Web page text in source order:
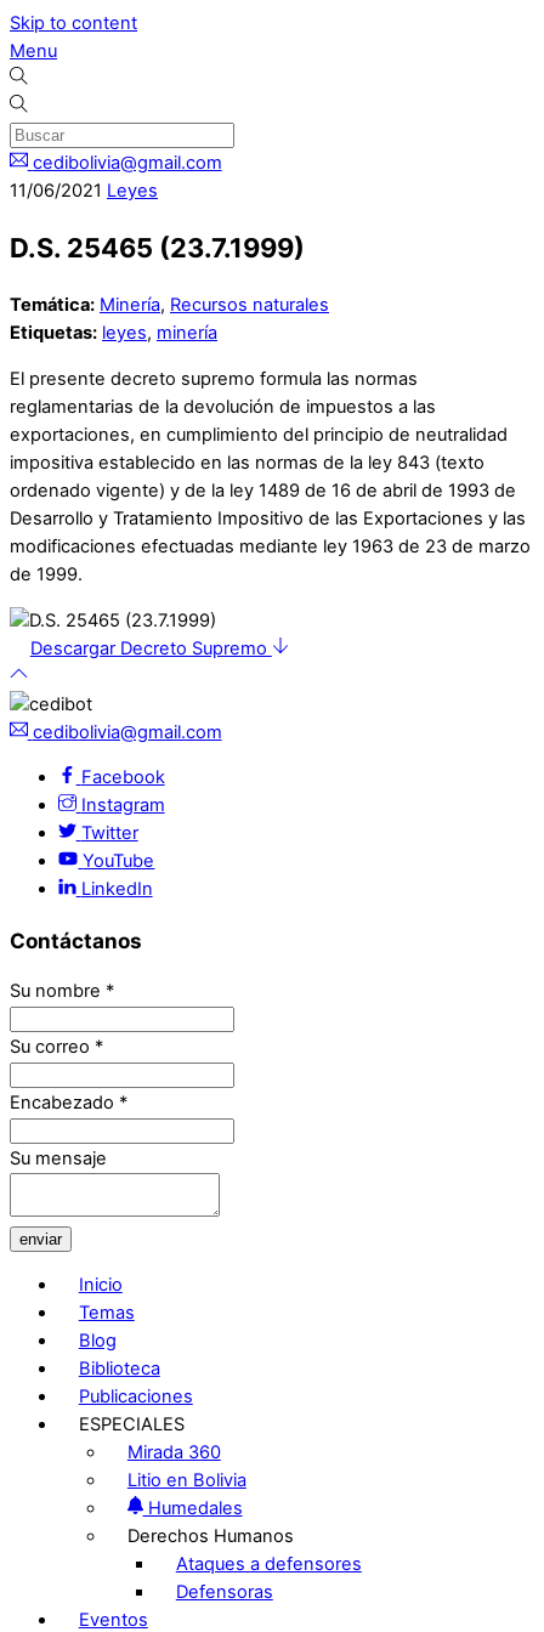
Skip to content
Menu
cedibolivia@gmail.com
11/06/2021 Leyes
D.S. 25465 (23.7.1999)
Temática: Minería, Recursos naturales
Etiquetas: leyes, minería
El presente decreto supremo formula las normas
reglamentarias de la devolución de impuestos a las
exportaciones, en cumplimiento del principio de neutralidad
impositiva establecido en las normas de la ley 843 (texto
ordenado vigente) y de la ley 1489 de 16 de abril de 1993 de
Desarrollo y Tratamiento Impositivo de las Exportaciones y las
modificaciones efectuadas mediante ley 1963 de 23 de marzo
de 1999.
Descargar Decreto Supremo
cedibolivia@gmail.com
Facebook
Instagram
Twitter
YouTube
LinkedIn
Contáctanos
Su nombre *
Su correo *
Encabezado *
Su mensaje
enviar
Inicio
Temas
Blog
Biblioteca
Publicaciones
ESPECIALES
Mirada 360
Litio en Bolivia
Humedales
Derechos Humanos
Ataques a defensores
Defensoras
Eventos